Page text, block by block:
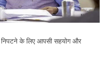
निपटने के लिए आपसी सहयोग और